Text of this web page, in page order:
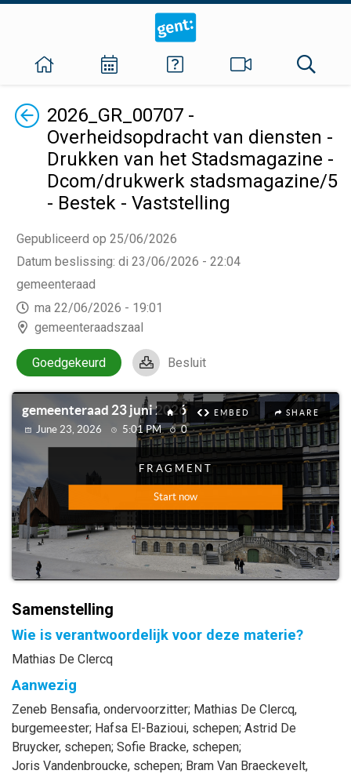
Terug2026_GR_00707 -
Overheidsopdracht van diensten -
Drukken van het Stadsmagazine -
Dcom/drukwerk stadsmagazine/5
- Bestek - Vaststelling
Gepubliceerd op 25/06/2026
Datum beslissing: di 23/06/2026 - 22:04
gemeenteraad
ma 22/06/2026 - 19:01
gemeenteraadszaal
Goedgekeurd Besluit
Samenstelling
Wie is verantwoordelijk voor deze materie?
Mathias De Clercq
Aanwezig
Zeneb Bensafia, ondervoorzitter; Mathias De Clercq,
burgemeester; Hafsa El-Bazioui, schepen; Astrid De
Bruycker, schepen; Sofie Bracke, schepen;
Joris Vandenbroucke, schepen; Bram Van Braeckevelt,